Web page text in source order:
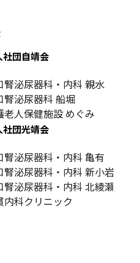
社団自靖会
腎泌尿器科・内科 親水
腎泌尿器科 船堀
老人保健施設 めぐみ
社団光靖会
腎泌尿器科・内科 亀有
腎泌尿器科・内科 新小岩
腎泌尿器科・内科 北綾瀬
内科クリニック